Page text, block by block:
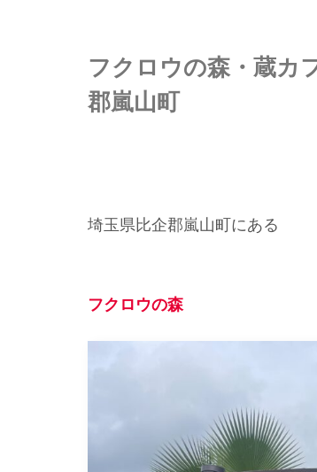
フクロウの森・蔵カ
郡嵐山町
埼玉県比企郡嵐山町にある
フクロウの森